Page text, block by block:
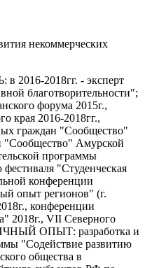
некоммерческих
2018гг. - эксперт
благотворительности";
форума 2015г.,
края 2016-2018гг.,
граждан "Сообщество"
"Сообщество" Амурской
программы
фестиваля "Студенческая
конференции
опыт регионов" (г.
конференции
2018г., VII Северного
ОПЫТ: разработка и
"Содействие развитию
общества в